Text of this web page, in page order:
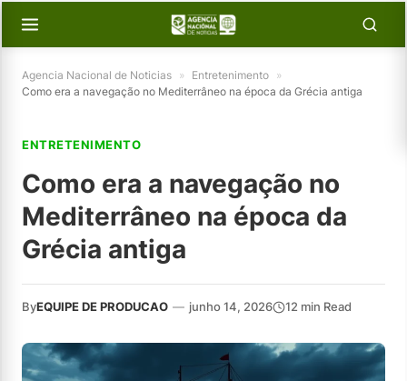
Agencia Nacional de Noticias » Entretenimento »
Como era a navegação no Mediterrâneo na época da Grécia antiga
ENTRETENIMENTO
Como era a navegação no
Mediterrâneo na época da
Grécia antiga
ByEQUIPE DE PRODUCAO — junho 14, 2026 12 min Read